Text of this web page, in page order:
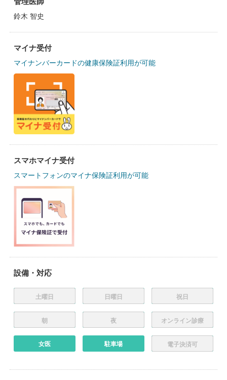
鈴木 智史
マイナ受付
マイナンバーカードの健康保険証利用が可能
スマホマイナ受付
スマートフォンのマイナ保険証利用が可能
設備・対応
土曜日 日曜日 祝日
朝 夜 オンライン診療
女医 駐車場 電子決済可